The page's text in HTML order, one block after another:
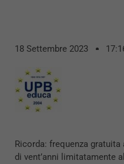
18 Settembre 2023
Ricorda: frequenza
di vent’anni limitatamente